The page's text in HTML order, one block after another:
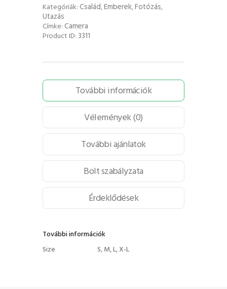
Kategóriák: Család,Emberek,Fotózás,
Utazás
Címke: Camera
Product ID: 3311
További információk
Vélemények (0)
További ajánlatok
Bolt szabályzata
Érdeklődések
További információk
Size
S, M, L, X-L